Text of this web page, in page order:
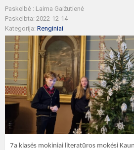
Paskelbė : Laima Gaižutienė
Paskelbta: 2022-12-14
Kategorija: Renginiai
7a klasės mokiniai literatūros mokėsi